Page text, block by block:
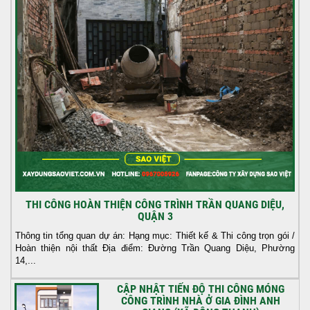
THI CÔNG HOÀN THIỆN CÔNG TRÌNH TRẦN QUANG DIỆU,
QUẬN 3
Thông tin tổng quan dự án: Hạng mục: Thiết kế & Thi công trọn gói /
Hoàn thiện nội thất Địa điểm: Đường Trần Quang Diệu, Phường
14,...
CẬP NHẬT TIẾN ĐỘ THI CÔNG MÓNG
CÔNG TRÌNH NHÀ Ở GIA ĐÌNH ANH